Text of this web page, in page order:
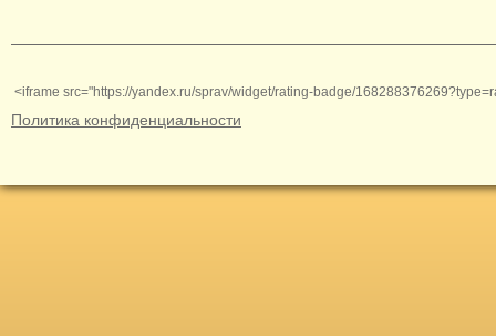
<iframe src="https://yandex.ru/sprav/widget/rating-badge/
Политика конфиденциальности